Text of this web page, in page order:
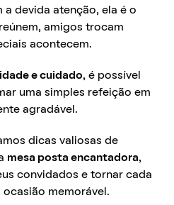
a devida atenção, ela é o
amigos trocam
acontecem.
e cuidado, é possível
uma simples refeição em
agradável.
dicas valiosas de
mesa posta encantadora,
convidados e tornar cada
ocasião memorável.